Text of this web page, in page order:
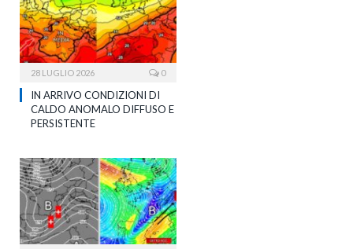
28 LUGLIO 2026 0
IN ARRIVO CONDIZIONI DI
CALDO ANOMALO DIFFUSO E
PERSISTENTE